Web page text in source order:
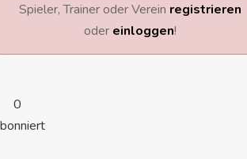
Spieler, Trainer oder Verein registrieren
oder einloggen!
0